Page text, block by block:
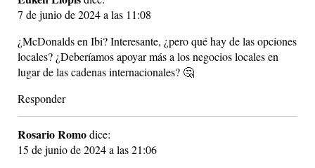
7 de junio de 2024 a las 11:08
¿McDonalds en Ibi? Interesante, ¿pero qué hay de las opciones
locales? ¿Deberíamos apoyar más a los negocios locales en
lugar de las cadenas internacionales? 🤔
Responder
Rosario Romodice:
15 de junio de 2024 a las 21:06